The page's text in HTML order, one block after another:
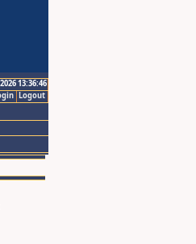
13:36:46
Logout